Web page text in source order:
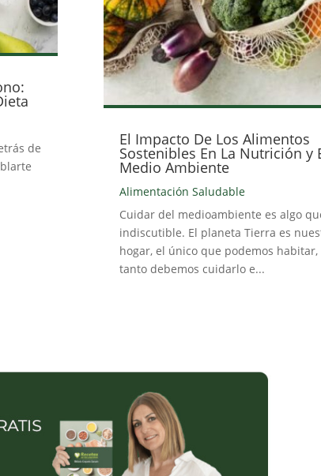
de
El Impacto De Los Alimentos
Sostenibles En La Nutrición y
Medio Ambiente
Alimentación Saludable
Cuidar del medioambiente es algo
indiscutible. El planeta Tierra es
hogar, el único que podemos habitar,
tanto debemos cuidarlo e...